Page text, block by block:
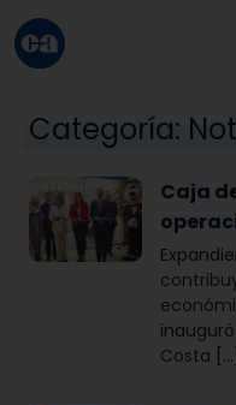
Categoría:
Caja
en
Costa [...]